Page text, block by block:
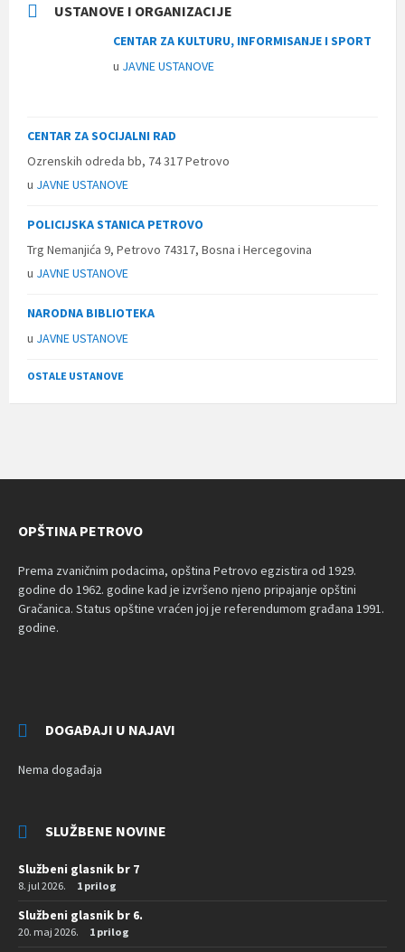
USTANOVE I ORGANIZACIJE
CENTAR ZA KULTURU, INFORMISANJE I SPORT
u JAVNE USTANOVE
CENTAR ZA SOCIJALNI RAD
Ozrenskih odreda bb, 74 317 Petrovo
u JAVNE USTANOVE
POLICIJSKA STANICA PETROVO
Trg Nemanjića 9, Petrovo 74317, Bosna i Hercegovina
u JAVNE USTANOVE
NARODNA BIBLIOTEKA
u JAVNE USTANOVE
OSTALE USTANOVE
OPŠTINA PETROVO
Prema zvaničnim podacima, opština Petrovo egzistira od 1929.
godine do 1962. godine kad je izvršeno njeno pripajanje opštini
Gračanica. Status opštine vraćen joj je referendumom građana 1991.
godine.
DOGAĐAJI U NAJAVI
Nema događaja
SLUŽBENE NOVINE
Službeni glasnik br 7
8. jul 2026. 1 prilog
Službeni glasnik br 6.
20. maj 2026. 1 prilog